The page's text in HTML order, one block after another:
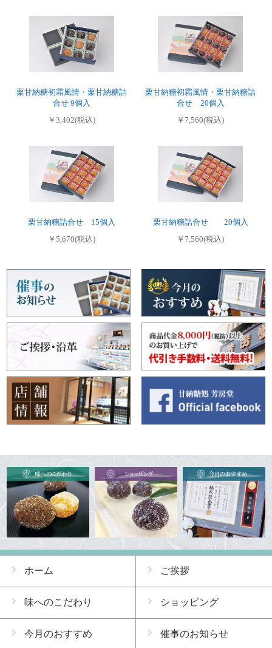
栗甘納糖初霜風情・栗甘納糖詰
合せ 9個入
￥3,402(税込)
栗甘納糖初霜風情・栗甘納糖詰
合せ 20個入
￥7,560(税込)
栗甘納糖詰合せ 15個入
￥5,670(税込)
栗甘納糖詰合せ 20個入
￥7,560(税込)
ホーム ご挨拶
味へのこだわり ショッピング
今月のおすすめ 催事のお知らせ